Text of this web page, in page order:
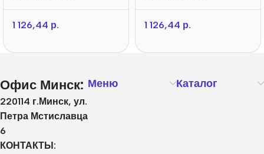
1 126,44 р. 1 126,44 р.
Офис Минск:
220114 г.Минск, ул.
Петра Мстиславца
6
КОНТАКТЫ:
Меню Каталог